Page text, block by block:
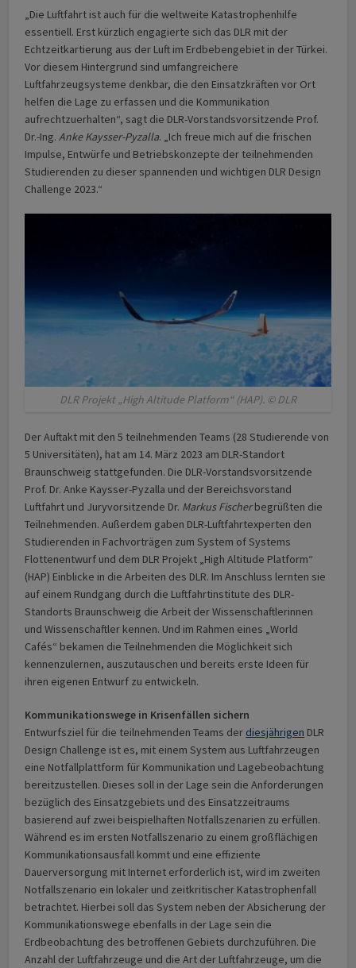
„Die Luftfahrt ist auch für die weltweite Katastrophenhilfe
essentiell. Erst kürzlich engagierte sich das DLR mit der
Echtzeitkartierung aus der Luft im Erdbebengebiet in der Türkei.
Vor diesem Hintergrund sind umfangreichere
Luftfahrzeugsysteme denkbar, die den Einsatzkräften vor Ort
helfen die Lage zu erfassen und die Kommunikation
aufrechtzuerhalten“, sagt die DLR-Vorstands­vorsitzende Prof.
Dr.-Ing.Anke Kaysser-Pyzalla. „Ich freue mich auf die frischen
Impulse, Entwürfe und Betriebskonzepte der teilnehmenden
Studierenden zu dieser spannenden und wichtigen DLR Design
Challenge 2023.“
DLR Projekt „High Altitude Platform“ (HAP). © DLR
Der Auftakt mit den 5 teilnehmenden Teams (28 Studierende von
5 Universitäten), hat am 14. März 2023 am DLR-Standort
Braunschweig stattgefunden. Die DLR-Vorstands­vorsitzende
Prof. Dr. Anke Kaysser-Pyzalla und der Bereichsvorstand
Luftfahrt und Juryvorsitzende Dr. Markus Fischerbegrüßten die
Teilnehmenden. Außerdem gaben DLR-Luftfahrtexperten den
Studierenden in Fachvorträgen zum System of Systems
Flottenentwurf und dem DLR Projekt „High Altitude Platform“
(HAP) Einblicke in die Arbeiten des DLR. Im Anschluss lernten sie
auf einem Rundgang durch die Luftfahrtinstitute des DLR-
Standorts Braunschweig die Arbeit der Wissenschaftlerinnen
und Wissenschaftler kennen. Und im Rahmen eines „World
Cafés“ bekamen die Teilnehmenden die Möglichkeit sich
kennenzulernen, auszutauschen und bereits erste Ideen für
ihren eigenen Entwurf zu entwickeln.
Kommunikationswege in Krisenfällen sichern
Entwurfsziel für die teilnehmenden Teams der diesjährigen DLR
Design Challenge ist es, mit einem System aus Luftfahrzeugen
eine Notfallplattform für Kommunikation und Lagebeobachtung
bereitzustellen. Dieses soll in der Lage sein die Anforderungen
bezüglich des Einsatzgebiets und des Einsatzzeitraums
basierend auf zwei beispielhaften Notfallszenarien zu erfüllen.
Während es im ersten Notfallszenario zu einem großflächigen
Kommunikationsausfall kommt und eine effiziente
Dauerversorgung mit Internet erforderlich ist, wird im zweiten
Notfallszenario ein lokaler und zeitkritischer Katas­trophen­fall
betrachtet. Hierbei soll das System neben der Absicherung der
Kommunikationswege ebenfalls in der Lage sein die
Erdbeobachtung des betroffenen Gebiets durchzuführen. Die
Anzahl der Luftfahrzeuge und die Art der Luftfahrzeuge, um die